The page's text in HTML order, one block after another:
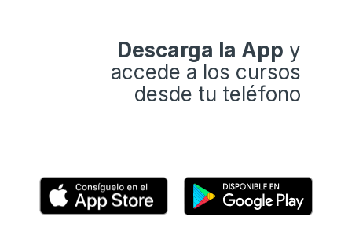
Descarga la App y
accede a los cursos
desde tu teléfono